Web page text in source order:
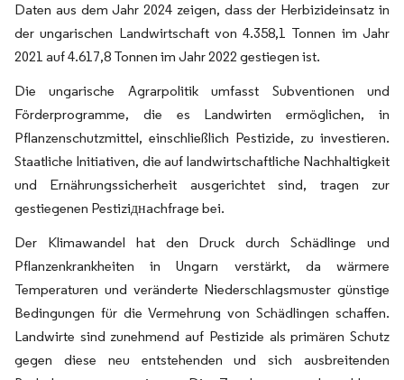
Daten aus dem Jahr 2024 zeigen, dass der Herbizideinsatz in
der ungarischen Landwirtschaft von 4.358,1 Tonnen im Jahr
2021 auf 4.617,8 Tonnen im Jahr 2022 gestiegen ist.
Die ungarische Agrarpolitik umfasst Subventionen und
Förderprogramme, die es Landwirten ermöglichen, in
Pflanzenschutzmittel, einschließlich Pestizide, zu investieren.
Staatliche Initiativen, die auf landwirtschaftliche Nachhaltigkeit
und Ernährungssicherheit ausgerichtet sind, tragen zur
gestiegenen Pestiziднachfrage bei.
Der Klimawandel hat den Druck durch Schädlinge und
Pflanzenkrankheiten in Ungarn verstärkt, da wärmere
Temperaturen und veränderte Niederschlagsmuster günstige
Bedingungen für die Vermehrung von Schädlingen schaffen.
Landwirte sind zunehmend auf Pestizide als primären Schutz
gegen diese neu entstehenden und sich ausbreitenden